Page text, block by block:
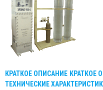
КРАТКОЕ ОПИСАНИЕ КРАТКОЕ
ТЕХНИЧЕСКИЕ